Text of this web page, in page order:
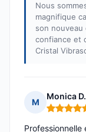
Nous
magnifique
son
confiance et
Cristal
M
Monica D.
Note : 5
Professionnelle